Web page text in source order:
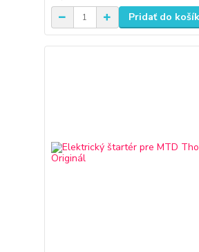
Pridať do